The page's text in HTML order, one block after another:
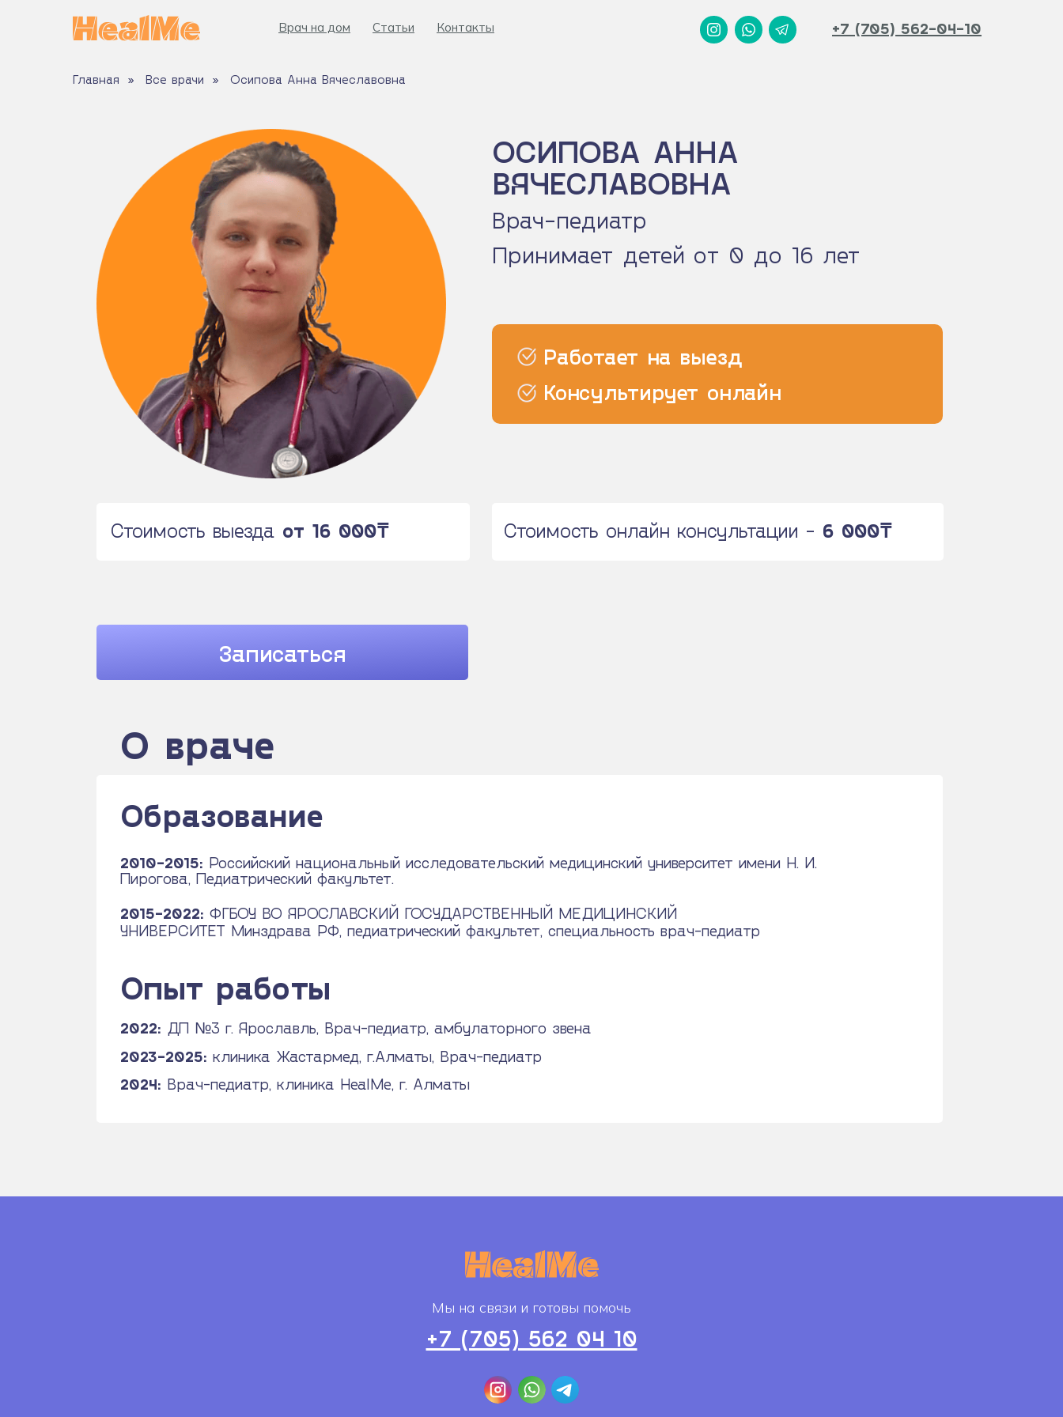
Врач на дом Статьи Контакты +7 (705) 562-04-10
+7 (705) 562-04-10
Врач на дом Статьи Контакты
Главная » Все врачи » Осипова Анна Вячеславовна
О враче
Врач-педиатр
ОСИПОВА АННА
ВЯЧЕСЛАВОВНА
Образование
Опыт работы
2015-2022: ФГБОУ ВО ЯРОСЛАВСКИЙ ГОСУДАРСТВЕННЫЙ МЕДИЦИНСКИЙ
УНИВЕРСИТЕТ Минздрава РФ, педиатрический факультет, специальность врач-педиатр
2010-2015: Российский национальный исследовательский медицинский университет имени Н. И.
Пирогова, Педиатрический факультет.
2022: ДП №3 г. Ярославль, Врач-педиатр, амбулаторного звена
Стоимость онлайн консультации - 6 000₸
Записаться
2023-2025: клиника Жастармед, г.Алматы, Врач-педиатр
2024: Врач-педиатр, клиника HealMe, г. Алматы
Консультирует онлайн
Работает на выезд
Стоимость выезда от 16 000₸
Принимает детей от 0 до 16 лет
Мы на связи и готовы помочь
+7 (705) 562 04 10